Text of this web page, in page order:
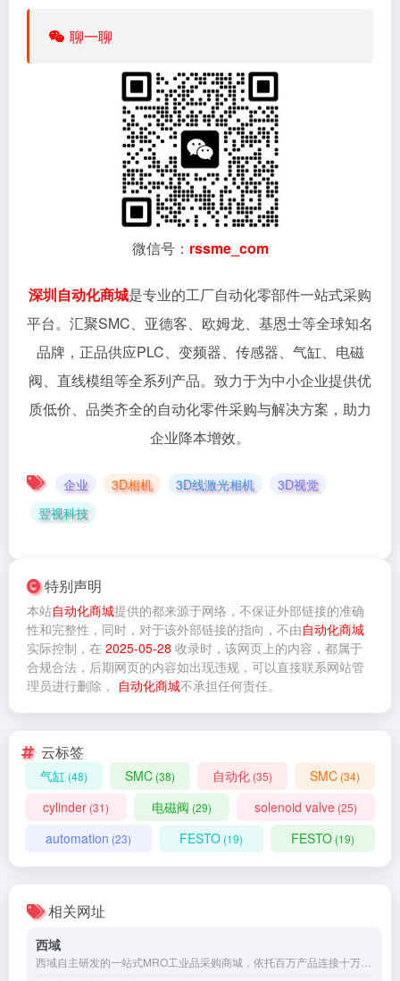
聊一聊
微信号： rssme_com
深圳自动化商城是专业的工厂自动化零部件一站式采购
平台。汇聚SMC、亚德客、欧姆龙、基恩士等全球知名
品牌，正品供应PLC、变频器、传感器、气缸、电磁
阀、直线模组等全系列产品。致力于为中小企业提供优
质低价、品类齐全的自动化零件采购与解决方案，助力
企业降本增效。
企业 3D相机 3D线激光相机
3D视觉
翌视科技
特别声明
本站自动化商城提供的都来源于网络，不保证外部链接的准确
性和完整性，同时，对于该外部链接的指向，不由自动化商城
实际控制，在 2025-05-28 收录时，该网页上的内容，都属于
合规合法，后期网页的内容如出现违规，可以直接联系网站管
理员进行删除， 自动化商城不承担任何责任。
云标签
气缸 (48) SMC (38) 自动化 (35) SMC (34)
cylinder (31) 电磁阀 (29) solenoid valve (25)
automation (23) FESTO (19) FESTO (19)
相关网址
西域